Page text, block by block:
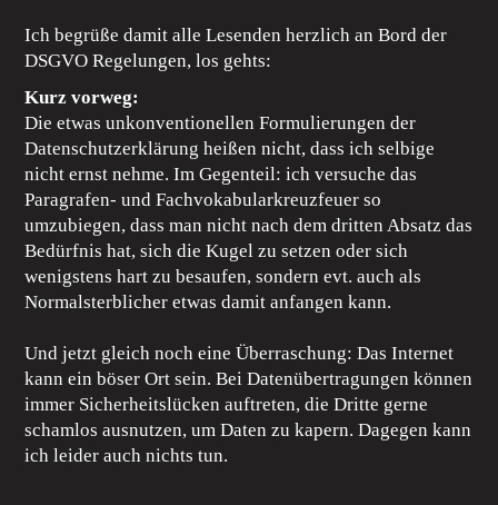
Ich begrüße damit alle Lesenden herzlich an Bord der
DSGVO Regelungen, los gehts:
Kurz vorweg:
Die etwas unkonventionellen Formulierungen der
Datenschutzerklärung heißen nicht, dass ich selbige
nicht ernst nehme. Im Gegenteil: ich versuche das
Paragrafen- und Fachvokabularkreuzfeuer so
umzubiegen, dass man nicht nach dem dritten Absatz das
Bedürfnis hat, sich die Kugel zu setzen oder sich
wenigstens hart zu besaufen, sondern evt. auch als
Normalsterblicher etwas damit anfangen kann.
Und jetzt gleich noch eine Überraschung: Das Internet
kann ein böser Ort sein. Bei Datenübertragungen können
immer Sicherheitslücken auftreten, die Dritte gerne
schamlos ausnutzen, um Daten zu kapern. Dagegen kann
ich leider auch nichts tun.